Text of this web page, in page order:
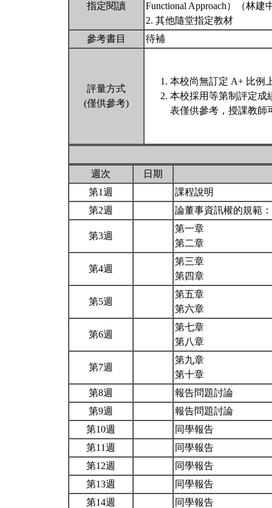
指定閱讀
Functional Approach）（林
2. 其他隨堂指定教材
參考書目
待補
評量方式
(僅供參考)
本校尚無訂定 A+ 比例
本校採用等第制評定成
表僅供參考，授課教師
週次
日期
第1週
課程說明
第2週
論董事資訊權的規範
第3週
第一章
第二章
第4週
第三章
第四章
第5週
第五章
第六章
第6週
第七章
第八章
第7週
第九章
第十章
第8週
報告問題討論
第9週
報告問題討論
第10週
同學報告
第11週
同學報告
第12週
同學報告
第13週
同學報告
第14週
同學報告